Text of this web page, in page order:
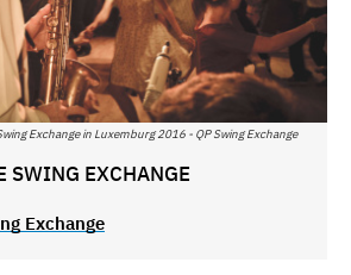
Exchange in Luxemburg 2016 - QP Swing Exchange
SWING EXCHANGE
Exchange